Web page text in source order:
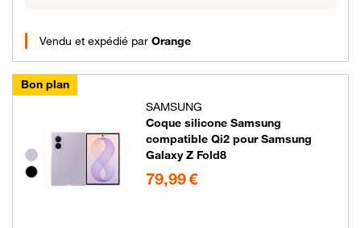
Vendu et expédié par Orange
Bon plan
Groupe de couleurs disponibles non sélectionnables
SAMSUNG
Coque silicone Samsung
compatible Qi2 pour Samsung
Galaxy Z Fold8
79,99 €